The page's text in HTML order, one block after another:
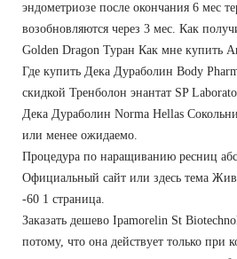
эндометриозе после окончания 6 мес
возобновляются через 3 мес. Как
Golden Dragon Туран Как мне купить
Где купить Дека Дураболин Body
скидкой Тренболон энантат SP
Дека Дураболин Norma Hellas
или менее ожидаемо.
Процедура по наращиванию ресниц
Официальный сайт или здесь тема
-60 1 страница.
Заказать дешево Ipamorelin St
потому, что она действует только при